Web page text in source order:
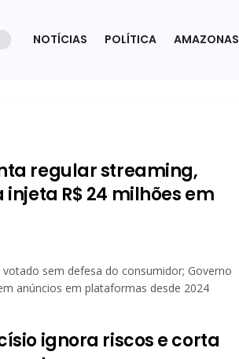
NOTÍCIAS POLÍTICA AMAZONAS
regular streaming,
injeta R$ 24 milhões em
sem defesa do consumidor; Governo
anúncios em plataformas desde 2024
ignora riscos e corta